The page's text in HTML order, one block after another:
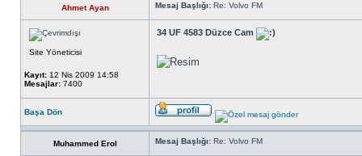
Ahmet Ayan Mesaj Başlığı: Re: Volvo FM
Site Yöneticisi
Kayıt: 12 Nis 2009 14:58
Mesajlar: 7400
34 UF 4583 Düzce Cam
Başa Dön
Muhammed Erol Mesaj Başlığı: Re: Volvo FM